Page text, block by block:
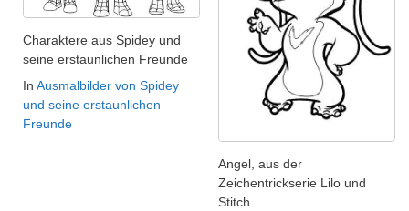
Charaktere aus Spidey und
seine erstaunlichen Freunde
In Ausmalbilder von Spidey
und seine erstaunlichen
Freunde
Angel, aus der
Zeichentrickserie Lilo und
Stitch.